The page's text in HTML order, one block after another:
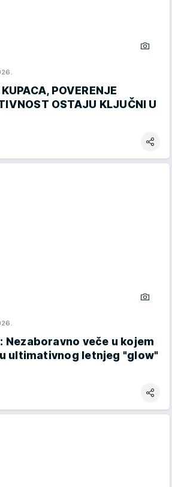
POVERENJE
OSTAJU KLJUČNI U
Nezaboravno veče u kojem
ultimativnog letnjeg "glow"